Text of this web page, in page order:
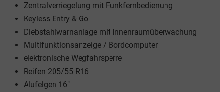
Zentralverriegelung mit Funkfernbedienung
Keyless Entry & Go
Diebstahlwarnanlage mit Innenraumüberwachung
Multifunktionsanzeige / Bordcomputer
elektronische Wegfahrsperre
Reifen 205/55 R16
Alufelgen 16"